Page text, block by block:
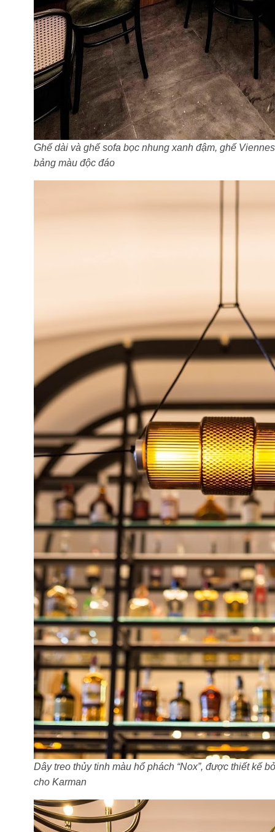
Ghế dài và ghế sofa bọc nhung xanh đậm, ghế
bảng màu độc đáo
Dây treo thủy tinh màu hổ phách “Nox”, được thiết kế
cho Karman